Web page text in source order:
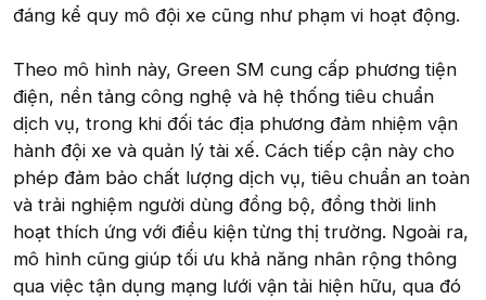
đáng kể quy mô đội xe cũng như phạm vi hoạt động.
Theo mô hình này, Green SM cung cấp phương tiện
điện, nền tảng công nghệ và hệ thống tiêu chuẩn
dịch vụ, trong khi đối tác địa phương đảm nhiệm vận
hành đội xe và quản lý tài xế. Cách tiếp cận này cho
phép đảm bảo chất lượng dịch vụ, tiêu chuẩn an toàn
và trải nghiệm người dùng đồng bộ, đồng thời linh
hoạt thích ứng với điều kiện từng thị trường. Ngoài ra,
mô hình cũng giúp tối ưu khả năng nhân rộng thông
qua việc tận dụng mạng lưới vận tải hiện hữu, qua đó